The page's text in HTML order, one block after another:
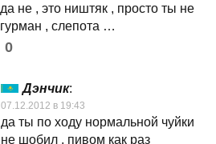
да не , это ништяк , просто ты не
гурман , слепота …
0
Дэнчик:
07.12.2012 в 19:43
да ты по ходу нормальной чуйки
не шобил , пивом как раз